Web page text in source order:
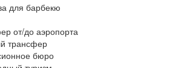
для барбекю
от/до аэропорта
трансфер
бюро